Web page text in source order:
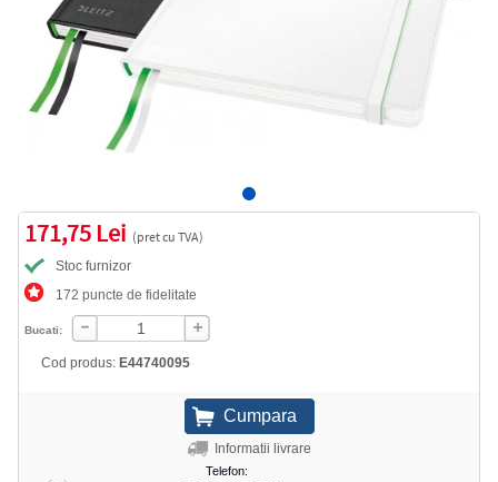
171,75 Lei (pret cu TVA)
Stoc furnizor
172 puncte de fidelitate
Bucati:
Cod produs: E44740095
Informatii livrare
Telefon: